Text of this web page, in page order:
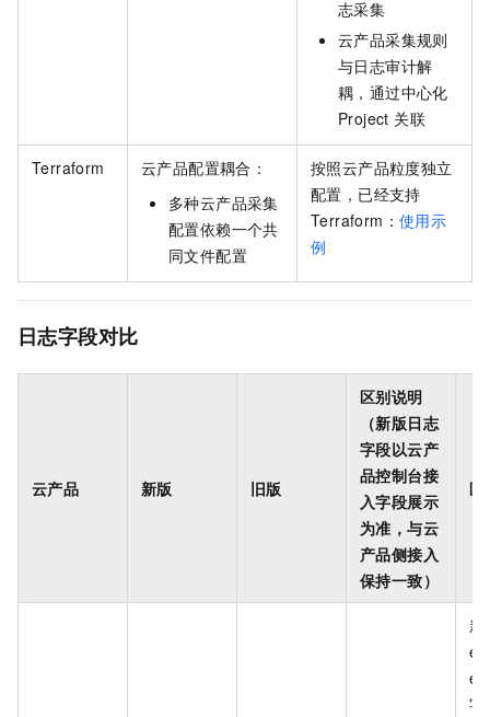
志采集
云产品采集规则
与日志审计解
耦，通过中心化
Project 关联
Terraform
云产品配置耦合：
多种云产品采集
配置依赖一个共
同文件配置
按照云产品粒度独立
配置，已经支持
Terraform：使用示
例
日志字段对比
云产品 新版 旧版
区别说明
（新版日志
字段以云产
品控制台接
入字段展示
为准，与云
产品侧接入
保持一致）
区
新
字